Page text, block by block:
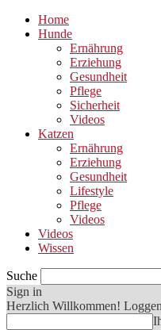
Home
Hunde
Ernährung
Erziehung
Gesundheit
Pflege
Sicherheit
Videos
Katzen
Ernährung
Erziehung
Gesundheit
Lifestyle
Pflege
Videos
Videos
Wissen
Suche
Sign in
Herzlich Willkommen!